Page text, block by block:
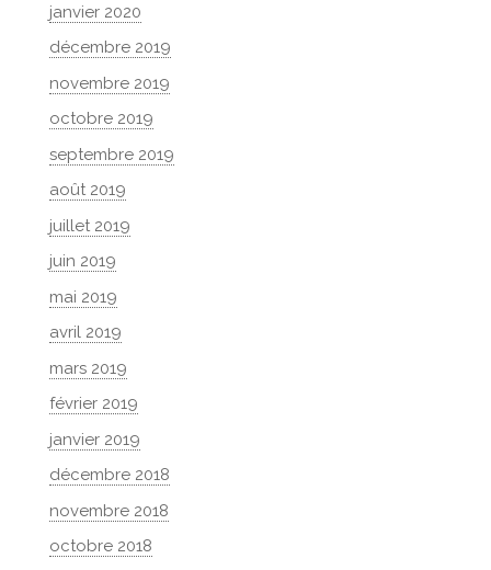
janvier 2020
décembre 2019
novembre 2019
octobre 2019
septembre 2019
août 2019
juillet 2019
juin 2019
mai 2019
avril 2019
mars 2019
février 2019
janvier 2019
décembre 2018
novembre 2018
octobre 2018